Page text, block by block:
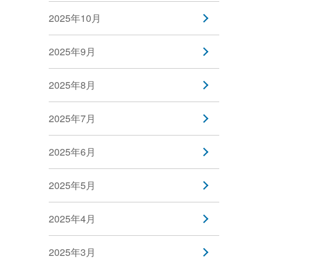
2025年10月
2025年9月
2025年8月
2025年7月
2025年6月
2025年5月
2025年4月
2025年3月